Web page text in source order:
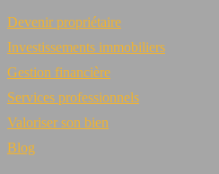
Devenir propriétaire
Investissements immobiliers
Gestion financière
Services professionnels
Valoriser son bien
Blog